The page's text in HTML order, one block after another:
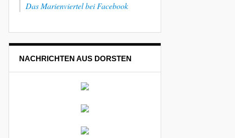
Das Marienviertel bei Facebook
NACHRICHTEN AUS DORSTEN